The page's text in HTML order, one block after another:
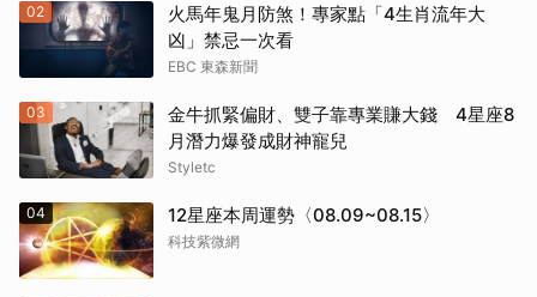
02
火馬年鬼月防煞！專家點「4生肖流年大
凶」禁忌一次看
EBC 東森新聞
03
金牛抓緊偏財、雙子靠專業賺大錢 4星座8
月潛力爆發成財神寵兒
Styletc
04 12星座本周運勢〈08.09~08.15〉
科技紫微網